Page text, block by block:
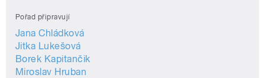
Pořad připravují
Jana Chládková
Jitka Lukešová
Borek Kapitančik
Miroslav Hruban